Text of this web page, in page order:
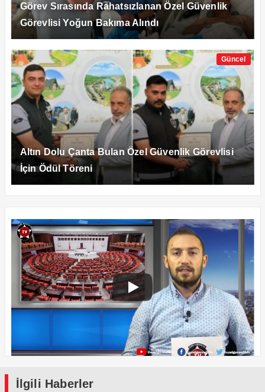
Görev Sırasında Rahatsızlanan Özel Güvenlik
Görevlisi Yoğun Bakıma Alındı
Güncel
Altın Dolu Çanta Bulan Özel Güvenlik Görevlisi
İçin Ödül Töreni
İlgili Haberler